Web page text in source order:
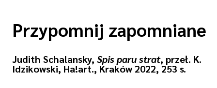
Przypomnij zapomniane
Judith Schalansky, Spis paru strat, przeł. K.
Idzikowski, Ha!art., Kraków 2022, 253 s.